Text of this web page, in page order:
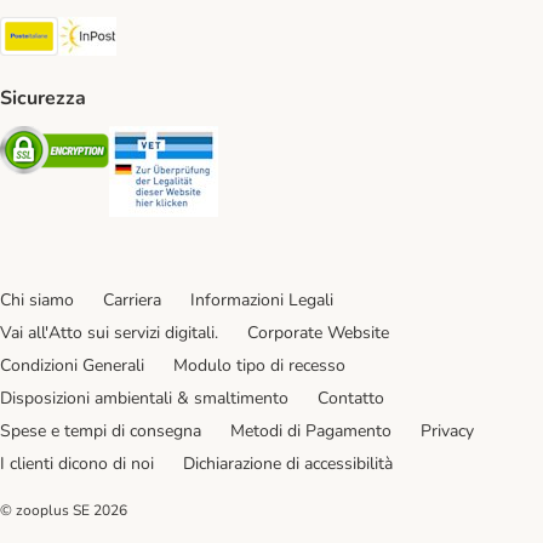
Poste Italiane. Shipping Method
Sicurezza
Security
Chi siamo Carriera
Informazioni Legali
Vai all'Atto sui servizi digitali.
Corporate Website
Condizioni Generali
Modulo tipo di recesso
Disposizioni ambientali & smaltimento
Contatto
Spese e tempi di consegna
Metodi di Pagamento
Privacy
I clienti dicono di noi
Dichiarazione di accessibilità
© zooplus SE 2026